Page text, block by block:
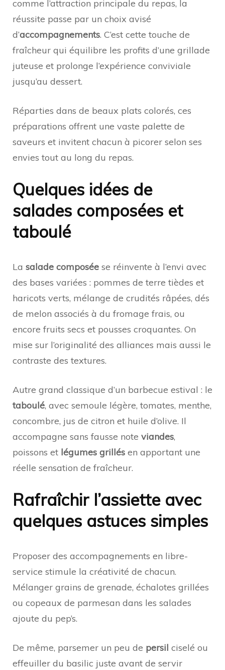
comme l’attraction principale du repas, la
réussite passe par un choix avisé
d’accompagnements. C’est cette touche de
fraîcheur qui équilibre les profits d’une grillade
juteuse et prolonge l’expérience conviviale
jusqu’au dessert.
Réparties dans de beaux plats colorés, ces
préparations offrent une vaste palette de
saveurs et invitent chacun à picorer selon ses
envies tout au long du repas.
Quelques idées de
salades composées et
taboulé
La salade composée se réinvente à l’envi avec
des bases variées : pommes de terre tièdes et
haricots verts, mélange de crudités râpées, dés
de melon associés à du fromage frais, ou
encore fruits secs et pousses croquantes. On
mise sur l’originalité des alliances mais aussi le
contraste des textures.
Autre grand classique d’un barbecue estival : le
taboulé, avec semoule légère, tomates, menthe,
concombre, jus de citron et huile d’olive. Il
accompagne sans fausse note viandes,
poissons et légumes grillés en apportant une
réelle sensation de fraîcheur.
Rafraîchir l’assiette avec
quelques astuces simples
Proposer des accompagnements en libre-
service stimule la créativité de chacun.
Mélanger grains de grenade, échalotes grillées
ou copeaux de parmesan dans les salades
ajoute du pep’s.
De même, parsemer un peu de persil ciselé ou
effeuiller du basilic juste avant de servir